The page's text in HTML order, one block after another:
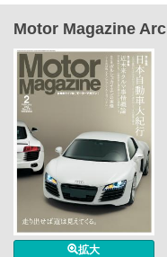
Motor Magazine
拡大